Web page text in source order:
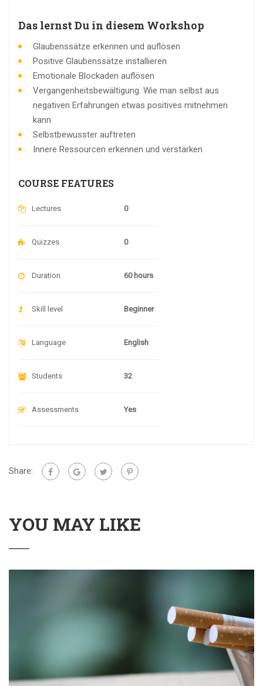
Das lernst Du in diesem Workshop
Glaubenssätze erkennen und auflösen
Positive Glaubenssätze installieren
Emotionale Blockaden auflösen
Vergangenheitsbewältigung. Wie man selbst aus
negativen Erfahrungen etwas positives mitnehmen
kann
Selbstbewusster auftreten
Innere Ressourcen erkennen und verstärken
COURSE FEATURES
Lectures 0
Quizzes 0
Duration 60 hours
Skill level Beginner
Language English
Students 32
Assessments Yes
Share:
YOU MAY LIKE